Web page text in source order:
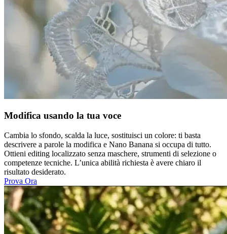
Modifica usando la tua voce
Cambia lo sfondo, scalda la luce, sostituisci un colore: ti basta
descrivere a parole la modifica e Nano Banana si occupa di tutto.
Ottieni editing localizzato senza maschere, strumenti di selezione o
competenze tecniche. L’unica abilità richiesta è avere chiaro il
risultato desiderato.
Prova Ora